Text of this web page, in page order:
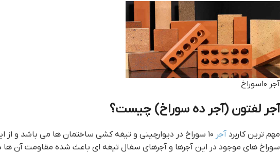
آجر ۱۰سوراخ
آجر لفتون (آجر ده سوراخ) چیست؟
مهم ترین کاربرد آجر
سوراخ های موجود در این آجرها و آجرهای سفال تیغه ای باعث شده مقاومت آن ها